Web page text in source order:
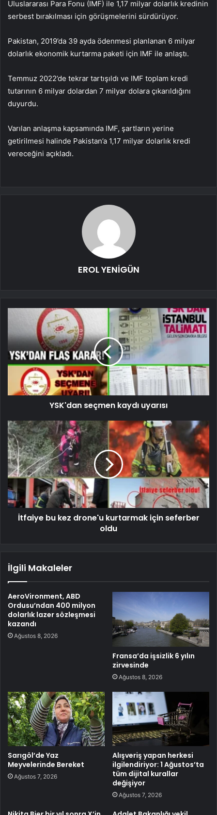
Uluslararası Para Fonu (IMF) ile 1,17 milyar dolarlık kredinin
serbest bırakılması için görüşmelerini sürdürüyor.
Pakistan, 2019’da 39 ayda ödenmesi planlanan 6 milyar
dolarlık ekonomik kurtarma paketi için IMF ile anlaştı.
Temmuz 2022’de tekrar tartışıldı ve IMF toplam kredi
tutarının 6 milyar dolardan 7 milyar dolara çıkarıldığını
duyurdu.
Varılan anlaşma kapsamında IMF, şartların yerine
getirilmesi halinde Pakistan’a 1,17 milyar dolarlık kredi
vereceğini açıkladı.
EROL YENİGÜN
YSK'dan seçmen kaydı uyarısı
İtfaiye bu kez drone'u kurtarmak için seferber
oldu
İlgili Makaleler
AeroVironment, ABD
Ordusu’ndan 400 milyon
dolarlık lazer sözleşmesi
kazandı
Ağustos 8, 2026
Fransa’da işsizlik 6 yılın
zirvesinde
Ağustos 8, 2026
Sarıgöl’de Yaz
Meyvelerinde Bereket
Ağustos 7, 2026
Alışveriş yapan herkesi
ilgilendiriyor: 1 Ağustos’ta
tüm dijital kurallar
değişiyor
Ağustos 7, 2026